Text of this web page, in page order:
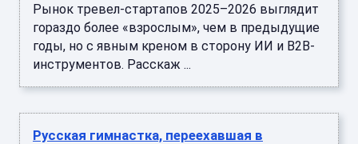
Рынок тревел-стартапов 2025–2026 выглядит
гораздо более «взрослым», чем в предыдущие
годы, но с явным креном в сторону ИИ и B2B-
инструментов. Расскаж ...
Русская гимнастка, переехавшая в